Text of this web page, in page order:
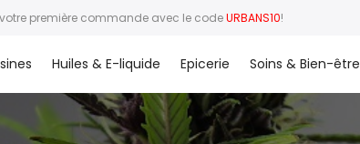
votre première commande avec le codeURBANS10!
Huiles & E-liquide Epicerie Soins & Bien-être